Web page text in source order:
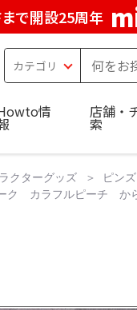
まで開設25周年
情 店舗・
索
クターグッズ
ピン
カラフルピーチ から